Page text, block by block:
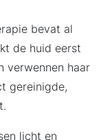
bevat al
de huid eerst
verwennen haar
gereinigde,
licht en